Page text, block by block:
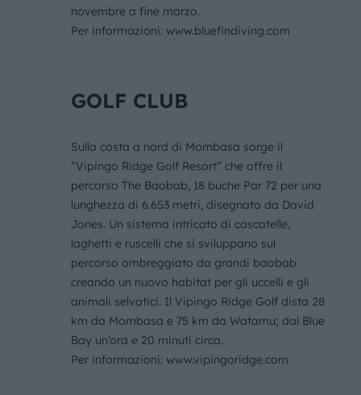
novembre a fine marzo.
Per informazioni: www.bluefindiving.com
GOLF CLUB
Sulla costa a nord di Mombasa sorge il
“Vipingo Ridge Golf Resort” che offre il
percorso The Baobab, 18 buche Par 72 per una
lunghezza di 6.653 metri, disegnato da David
Jones. Un sistema intricato di cascatelle,
laghetti e ruscelli che si sviluppano sul
percorso ombreggiato da grandi baobab
creando un nuovo habitat per gli uccelli e gli
animali selvatici. Il Vipingo Ridge Golf dista 28
km da Mombasa e 75 km da Watamu; dal Blue
Bay un’ora e 20 minuti circa.
Per informazioni: www.vipingoridge.com